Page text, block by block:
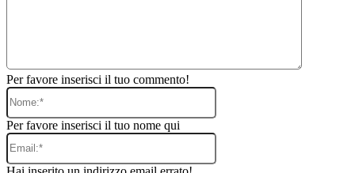
Per favore inserisci il tuo commento!
Nome:*
Per favore inserisci il tuo nome qui
Email:*